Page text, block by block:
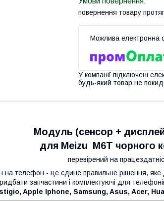
повернення товару
У компанії підключені
будь-який товар не
Модуль (сенсор +
для Meizu M6T чорного
перевірений на
на телефон - це єдине правильне рішення,
запчастини і комплектуючі для
Apple Iphone, Samsung, Asus, Acer,